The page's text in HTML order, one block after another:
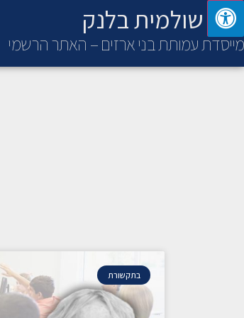
ד"ר שולמית בלנק
מייסדת עמותת בני ארזים – האתר הרשמי
בתקשורת